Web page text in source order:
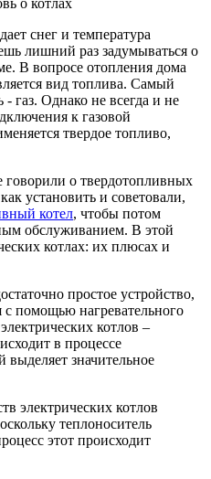
снег и температура
лишний раз задумываться о
В вопросе отопления дома
вид топлива. Самый
газ. Однако не всегда и не
к газовой
твердое топливо,
о твердотопливных
установить и советовали,
котел, чтобы потом
обслуживанием. В этой
котлах: их плюсах и
простое устройство,
с помощью нагревательного
котлов –
в процессе
значительное
электрических котлов
теплоноситель
этот происходит